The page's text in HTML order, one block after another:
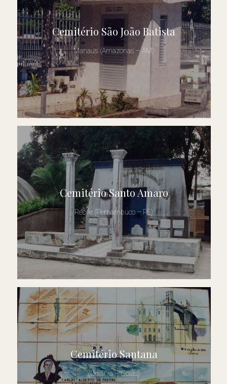
Cemitério São João Batista
Manaus (Amazonas – AM)
Cemitério Santo Amaro
Recife (Pernambuco – PE)
Cemitério Santana
(Goiânia – Goiás)